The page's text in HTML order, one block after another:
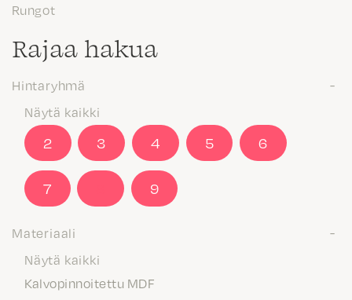
Rungot
Rajaa hakua
Hintaryhmä
Näytä kaikki
2 3 4 5 6
7 9
Materiaali
Näytä kaikki
Kalvopinnoitettu MDF